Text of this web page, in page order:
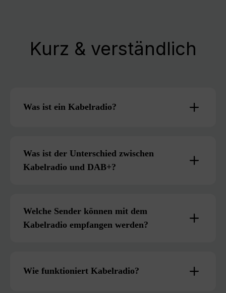
Kurz & verständlich
Was ist ein Kabelradio?
Was ist der Unterschied zwischen
Kabelradio und DAB+?
Welche Sender können mit dem
Kabelradio empfangen werden?
Wie funktioniert Kabelradio?